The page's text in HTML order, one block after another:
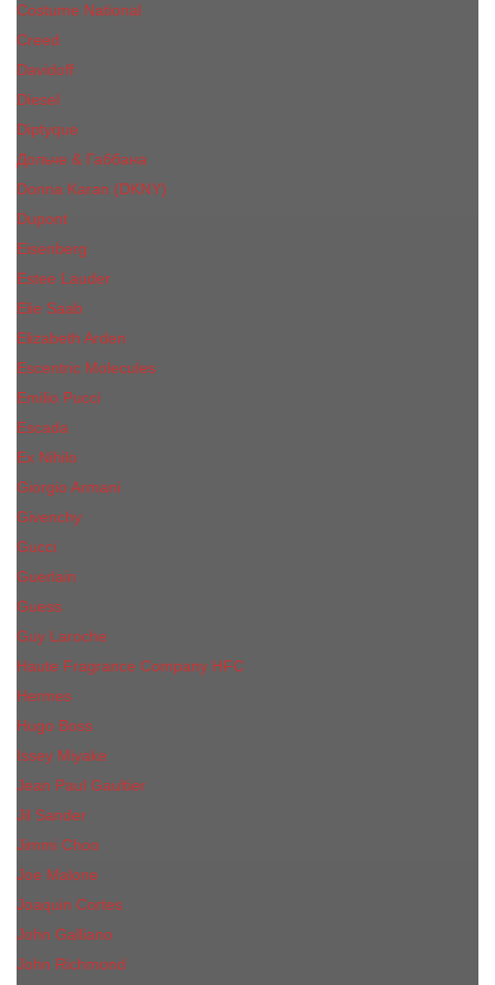
Costume National
Creed
Davidoff
Diesel
Diptyque
Дольче & Габбана
Donna Karan (DKNY)
Dupont
Eisenberg
Еsteе Lаudеr
Elie Saab
Elizabeth Arden
Escentric Molecules
Emilio Pucci
Escada
Ex Nihilo
Giorgio Armani
Givenchy
Gucci
Guerlain
Guess
Guy Laroche
Haute Fragrance Company HFC
Hermes
Hugo Boss
Issey Miyake
Jean Paul Gaultier
Jil Sander
Jimmi Choo
Jое Malоnе
Joaquin Cortes
John Galliano
John Richmond